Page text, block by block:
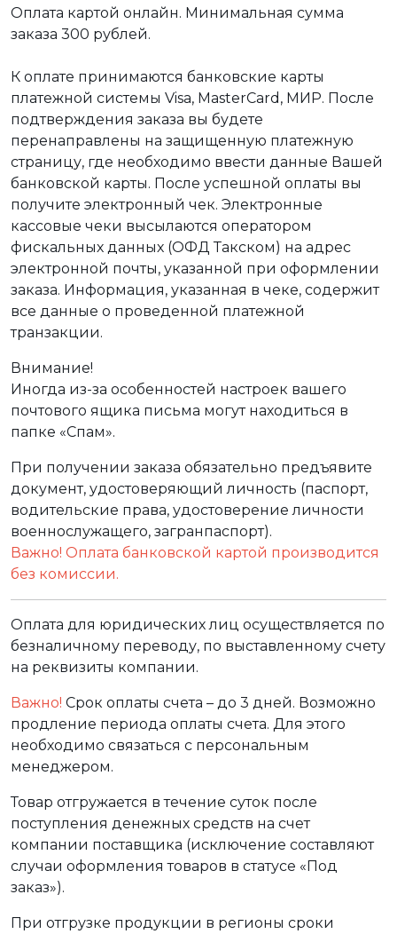
Оплата картой онлайн. Минимальная сумма
заказа 300 рублей.
К оплате принимаются банковские карты
платежной системы Visa, MasterCard, МИР. После
подтверждения заказа вы будете
перенаправлены на защищенную платежную
страницу, где необходимо ввести данные Вашей
банковской карты. После успешной оплаты вы
получите электронный чек. Электронные
кассовые чеки высылаются оператором
фискальных данных (ОФД Такском) на адрес
электронной почты, указанной при оформлении
заказа. Информация, указанная в чеке, содержит
все данные о проведенной платежной
транзакции.
Внимание!
Иногда из-за особенностей настроек вашего
почтового ящика письма могут находиться в
папке «Спам».
При получении заказа обязательно предъявите
документ, удостоверяющий личность (паспорт,
водительские права, удостоверение личности
военнослужащего, загранпаспорт).
Важно! Оплата банковской картой производится
без комиссии.
Оплата для юридических лиц осуществляется по
безналичному переводу, по выставленному счету
на реквизиты компании.
Важно! Срок оплаты счета – до 3 дней. Возможно
продление периода оплаты счета. Для этого
необходимо связаться с персональным
менеджером.
Товар отгружается в течение суток после
поступления денежных средств на счет
компании поставщика (исключение составляют
случаи оформления товаров в статусе «Под
заказ»).
При отгрузке продукции в регионы сроки